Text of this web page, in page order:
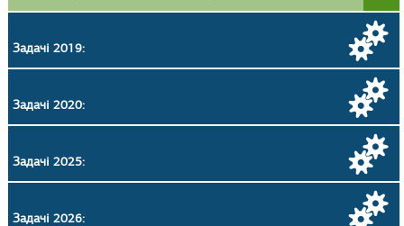
Задачі 2019:
Задачі 2020:
Задачі 2025:
Задачі 2026: